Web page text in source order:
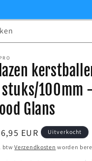
100mm
Glans
EUR Uitverkocht
btwVerzendkosten worden